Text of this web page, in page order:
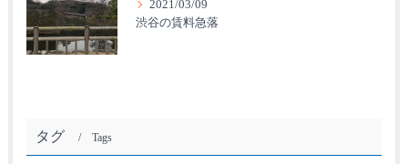
2021/03/09
渋谷の賃料急落
タグ Tags